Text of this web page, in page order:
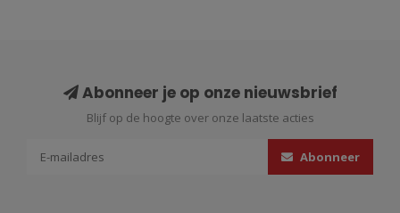
Abonneer je op onze nieuwsbrief
Blijf op de hoogte over onze laatste acties
Abonneer